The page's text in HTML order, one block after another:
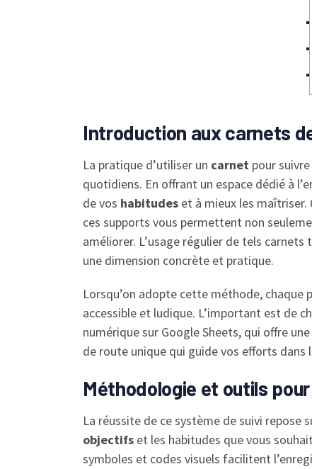
Introduction aux carnets
La pratique d’utiliser un carnet pour
quotidiens. En offrant un espace dédié à
de vos habitudes et à mieux les maîtriser.
ces supports vous permettent non
améliorer. L’usage régulier de tels
une dimension concrète et pratique.
Lorsqu’on adopte cette méthode,
accessible et ludique. L’important est de
numérique sur Google Sheets, qui offre
de route unique qui guide vos efforts
Méthodologie et outils
La réussite de ce système de suivi repose
objectifs et les habitudes que vous
symboles et codes visuels facilitent